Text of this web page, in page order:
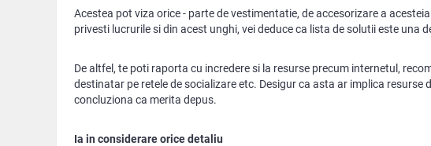
Acestea pot viza orice - parte de vestimentatie, de accesorizare a
privesti lucrurile si din acest unghi, vei deduce ca lista de solutii este una
De altfel, te poti raporta cu incredere si la resurse precum internetul,
destinatar pe retele de socializare etc. Desigur ca asta ar implica
concluziona ca merita depus.
Ia in considerare orice detaliu